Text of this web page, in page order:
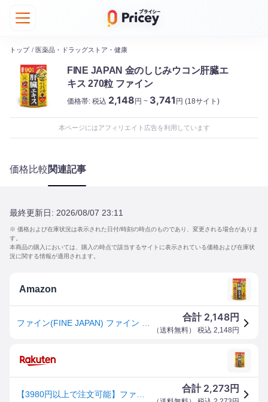
トップ / 医薬品・ドラッグストア・健康
FINE JAPAN 金のしじみウコン肝臓エ
キス 270粒 ファイン
価格帯: 税込 2,148円 ~ 3,741 円 (18サイト)
本ページにはアフィリエイト広告を利用しています
価格比較関連記事
最終更新日: 2026/08/07 23:11
※ 価格および在庫状況は表示された日付/時刻の時点のものであり、変更される場合がありま
す。
本商品の購入においては、購入の時点で該当するサイトに表示されている価格および在庫状
況に関する情報が適用されます。
Amazon
合計 2,148円
（送料無料） 税込 2,148 円
合計 2,273円